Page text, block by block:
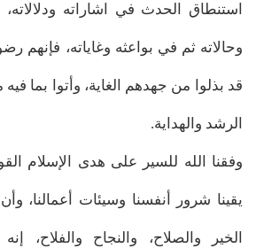
استنطاق الحدث في اشاراته
وحالاته ثم في بواعثه وغاياته، فإنهم
قد بذلوا من جهدهم الغاية، وأتوا بما فيه
الرشد والهداية.
وفقنا الله للسير على هدى الإسلام
يقينا شرور أنفسنا وسيئات أعمالنا،
الخير والصلاح، والنجاح والفلاح،